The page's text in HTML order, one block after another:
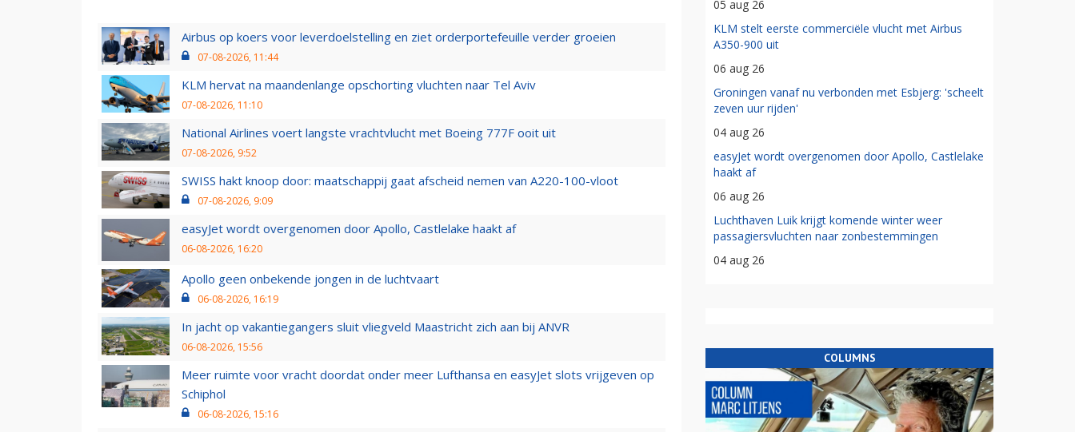
Airbus op koers voor leverdoelstelling en ziet orderportefeuille verder groeien
07-08-2026, 11:44
KLM hervat na maandenlange opschorting vluchten naar Tel Aviv
07-08-2026, 11:10
National Airlines voert langste vrachtvlucht met Boeing 777F ooit uit
07-08-2026, 9:52
SWISS hakt knoop door: maatschappij gaat afscheid nemen van A220-100-vloot
07-08-2026, 9:09
easyJet wordt overgenomen door Apollo, Castlelake haakt af
06-08-2026, 16:20
Apollo geen onbekende jongen in de luchtvaart
06-08-2026, 16:19
In jacht op vakantiegangers sluit vliegveld Maastricht zich aan bij ANVR
06-08-2026, 15:56
Meer ruimte voor vracht doordat onder meer Lufthansa en easyJet slots vrijgeven op
Schiphol
06-08-2026, 15:16
05 aug 26
KLM stelt eerste commerciële vlucht met Airbus
A350-900 uit
06 aug 26
Groningen vanaf nu verbonden met Esbjerg: 'scheelt
zeven uur rijden'
04 aug 26
easyJet wordt overgenomen door Apollo, Castlelake
haakt af
06 aug 26
Luchthaven Luik krijgt komende winter weer
passagiersvluchten naar zonbestemmingen
04 aug 26
COLUMNS